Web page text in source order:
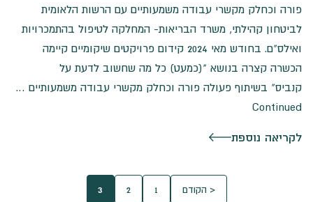
פורה וכחלק מקשרי עבודה משמעותיים עם הרשות הלאומית
לביטחון קהילתי, משרד הבריאות- המחלקה לטיפול בהתמכרויות
ואילס"ם. בחודש מאי 2024 קידום פרויקטים שיקומיים קיימה
הכשרה קצרה בנושא "(כמעט) כל מה שחשוב לדעת על
קנביס" בשיתוף פעולה פורה וכחלק מקשרי עבודה משמעותיים …
Continued
לקריאה נוספת
< הקודם 1
2
3